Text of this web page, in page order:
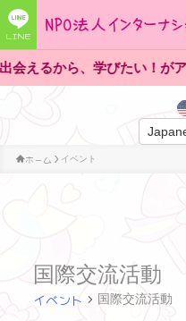
LINE
い！がアップする
ホーム イベント
国際交流活動
イベント 国際交流活動